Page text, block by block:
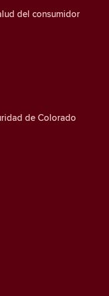
del consumidor
de Colorado